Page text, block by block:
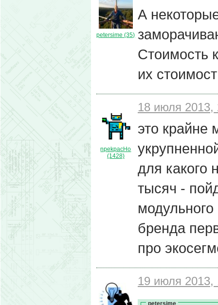
petersime (35)
А
Стоимость
их
npekpacHo
(1428)
18 июля 2013,
это крайне
для какого
тысяч -
бренда
про
19 июля 2013,
petersime